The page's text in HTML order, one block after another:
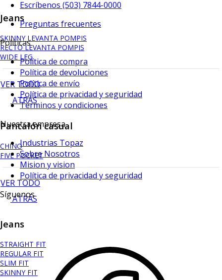
Jeans
SKINNY LEVANTA POMPIS
RECTO LEVANTA POMPIS
WIDE LEG
VER TODO
ATRÁS
Pantalón casual
CHINO
FIVE POCKET
VER TODO
ATRÁS
Jeans
STRAIGHT FIT
REGULAR FIT
SLIM FIT
SKINNY FIT
Escríbenos (503) 7844-0000
Preguntas frecuentes
Políticas
Política de compra
Política de devoluciones
Política de envío
Política de privacidad y seguridad
Terminos y condiciones
Nuestra empresa
Industrias Topaz
Sobre Nosotros
Mision y vision
Política de privacidad y seguridad
Síguenos